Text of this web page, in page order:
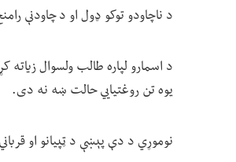
د ناچاودو توکو ډول او د چاودنې
د اسمارو لپاره طالب ولسوال
یوه تن روغتیايي حالت ښه نه دی.
نوموړي د دې پېښې د ټپیانو او